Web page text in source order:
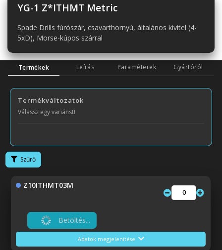
YG-1 Z*ITHMT Metric
Spade Drills fúrószár, csavarthornyú, általános kivitel (4-
5xD), Morse-kúpos szárral
Termékek Leírás Paraméterek Gyártóról
Termékváltozatok
Válassz egy variánst!
Szűrő
Z10ITHMT03M
Betöltés...
Adatok megjelenítése